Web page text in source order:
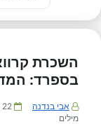
השכרת
בספרד:
אבי בנדנה 22 מאי 2022
מילים